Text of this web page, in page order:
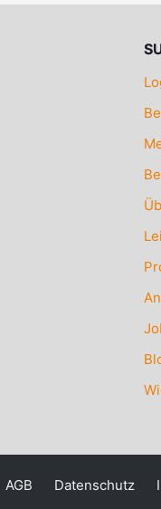
AGB Datenschutz